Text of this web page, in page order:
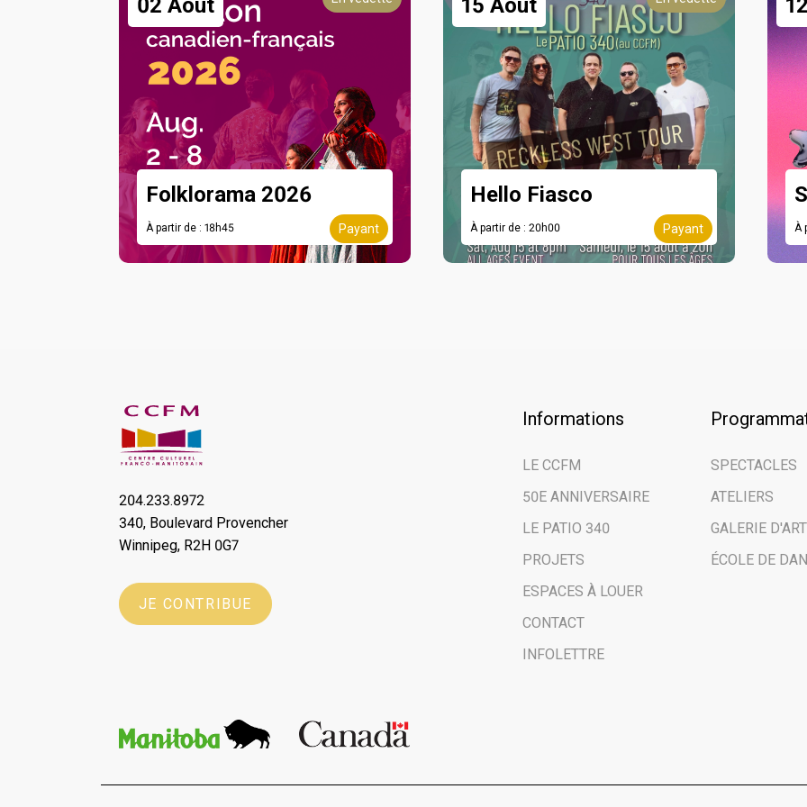
02 Août
Folklorama 2026
À partir de : 18h45 Payant
15 Août
Hello Fiasco
À partir de : 20h00 Payant À
204.233.8972
340, Boulevard Provencher
Winnipeg, R2H 0G7
JE CONTRIBUE
Informations
LE CCFM
50E ANNIVERSAIRE
LE PATIO 340
PROJETS
ESPACES À LOUER
CONTACT
INFOLETTRE
SPECTACLES
ATELIERS
GALERIE D'ART
ÉCOLE DE